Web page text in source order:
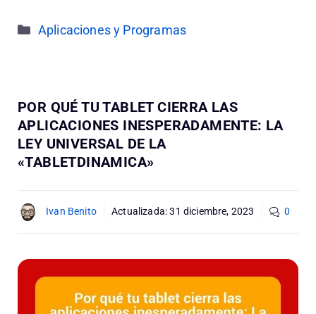
Categorías
Aplicaciones y Programas
POR QUÉ TU TABLET CIERRA LAS
APLICACIONES INESPERADAMENTE: LA
LEY UNIVERSAL DE LA
«TABLETDINAMICA»
Ivan Benito Actualizada:31 diciembre, 2023 0